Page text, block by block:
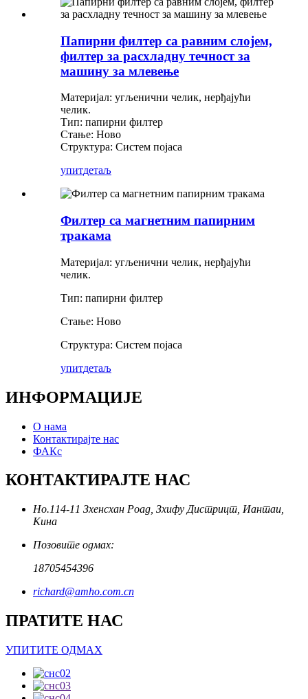
Папирни филтер са равним слојем,
филтер за расхладну течност за
машину за млевење
Материјал: угљенични челик, нерђајући
челик.
Тип: папирни филтер
Стање: Ново
Структура: Систем појаса
упитдетаљ
Филтер са магнетним папирним
тракама
Материјал: угљенични челик, нерђајући
челик.
Тип: папирни филтер
Стање: Ново
Структура: Систем појаса
упитдетаљ
ИНФОРМАЦИЈЕ
О нама
Контактирајте нас
ФАКс
КОНТАКТИРАЈТЕ НАС
Но.114-11 Зхенсхан Роад, Зхифу Дистрицт, Иантаи,
Кина
Позовите одмах:
18705454396
richard@amho.com.cn
ПРАТИТЕ НАС
УПИТИТЕ ОДМАХ